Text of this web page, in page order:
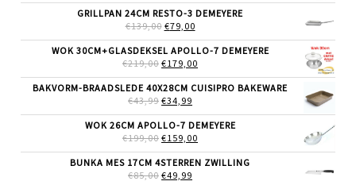
WAS:
€19,99.
IS:
€14,99.
GRILLPAN 24CM RESTO-3 DEMEYERE
€139,00 OORSPRONKELIJKE
WAS:
€139,00.
€79,00HUIDIGE
IS:
€79,00.
WOK 30CM+GLASDEKSEL APOLLO-7 DEMEYERE
€219,00 OORSPRONKELIJKE
WAS:
€219,00.
€179,00
IS:
BAKVORM-BRAADSLEDE 40X28CM CUISIPRO BAKEWARE
€43,99 OORSPRONKELIJKE
WAS:
€43,99.
€34,99
IS:
€34,99.
WOK 26CM APOLLO-7 DEMEYERE
€199,00 OORSPRONKELIJKE
WAS:
€199,00.
€159,00
IS:
BUNKA MES 17CM 4STERREN ZWILLING
€85,00 OORSPRONKELIJKE
€49,99